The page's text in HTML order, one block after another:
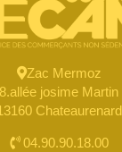
Zac Mermoz
8.allée josime Martin
Chateaurenard
04.90.90.18.00